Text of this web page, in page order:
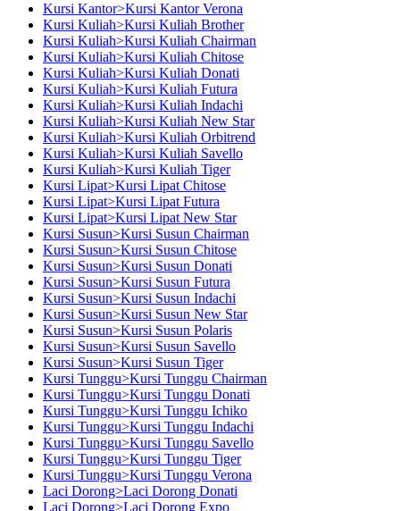
Kursi Kantor>Kursi Kantor Verona
Kursi Kuliah>Kursi Kuliah Brother
Kursi Kuliah>Kursi Kuliah Chairman
Kursi Kuliah>Kursi Kuliah Chitose
Kursi Kuliah>Kursi Kuliah Donati
Kursi Kuliah>Kursi Kuliah Futura
Kursi Kuliah>Kursi Kuliah Indachi
Kursi Kuliah>Kursi Kuliah New Star
Kursi Kuliah>Kursi Kuliah Orbitrend
Kursi Kuliah>Kursi Kuliah Savello
Kursi Kuliah>Kursi Kuliah Tiger
Kursi Lipat>Kursi Lipat Chitose
Kursi Lipat>Kursi Lipat Futura
Kursi Lipat>Kursi Lipat New Star
Kursi Susun>Kursi Susun Chairman
Kursi Susun>Kursi Susun Chitose
Kursi Susun>Kursi Susun Donati
Kursi Susun>Kursi Susun Futura
Kursi Susun>Kursi Susun Indachi
Kursi Susun>Kursi Susun New Star
Kursi Susun>Kursi Susun Polaris
Kursi Susun>Kursi Susun Savello
Kursi Susun>Kursi Susun Tiger
Kursi Tunggu>Kursi Tunggu Chairman
Kursi Tunggu>Kursi Tunggu Donati
Kursi Tunggu>Kursi Tunggu Ichiko
Kursi Tunggu>Kursi Tunggu Indachi
Kursi Tunggu>Kursi Tunggu Savello
Kursi Tunggu>Kursi Tunggu Tiger
Kursi Tunggu>Kursi Tunggu Verona
Laci Dorong>Laci Dorong Donati
Laci Dorong>Laci Dorong Expo